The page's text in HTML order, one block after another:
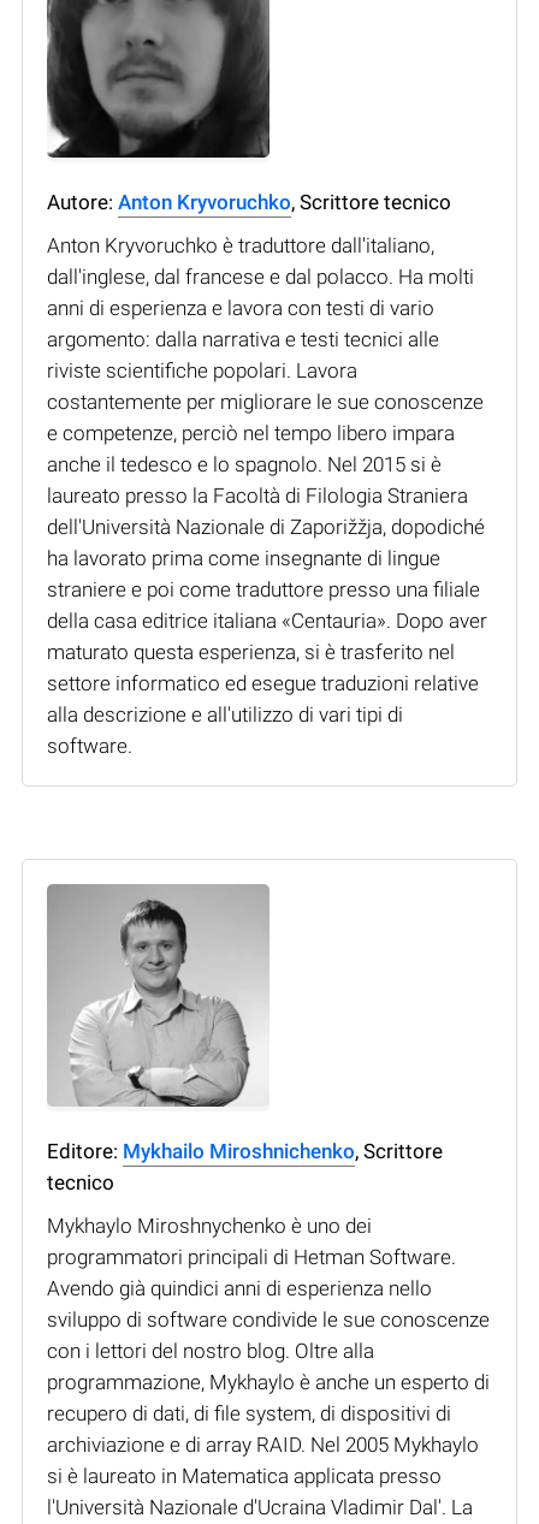
Autore: Anton Kryvoruchko, Scrittore tecnico
Anton Kryvoruchko è traduttore dall'italiano,
dall'inglese, dal francese e dal polacco. Ha molti
anni di esperienza e lavora con testi di vario
argomento: dalla narrativa e testi tecnici alle
riviste scientifiche popolari. Lavora
costantemente per migliorare le sue conoscenze
e competenze, perciò nel tempo libero impara
anche il tedesco e lo spagnolo. Nel 2015 si è
laureato presso la Facoltà di Filologia Straniera
dell'Università Nazionale di Zaporižžja, dopodiché
ha lavorato prima come insegnante di lingue
straniere e poi come traduttore presso una filiale
della casa editrice italiana «Centauria». Dopo aver
maturato questa esperienza, si è trasferito nel
settore informatico ed esegue traduzioni relative
alla descrizione e all'utilizzo di vari tipi di
software.
Editore: Mykhailo Miroshnichenko, Scrittore
tecnico
Mykhaylo Miroshnychenko è uno dei
programmatori principali di Hetman Software.
Avendo già quindici anni di esperienza nello
sviluppo di software condivide le sue conoscenze
con i lettori del nostro blog. Oltre alla
programmazione, Mykhaylo è anche un esperto di
recupero di dati, di file system, di dispositivi di
archiviazione e di array RAID. Nel 2005 Mykhaylo
si è laureato in Matematica applicata presso
l'Università Nazionale d'Ucraina Vladimir Dal'. La